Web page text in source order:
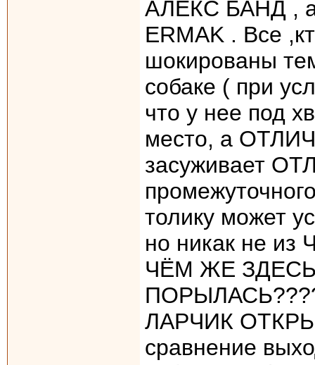
АЛЕКС БАНД , а
ERMAK . Все
шокированы
собаке ( при
что у нее под
место, а
засуживает
толику может
но никак не из
ЧЁМ ЖЕ
ЛАРЧИК
сравнение